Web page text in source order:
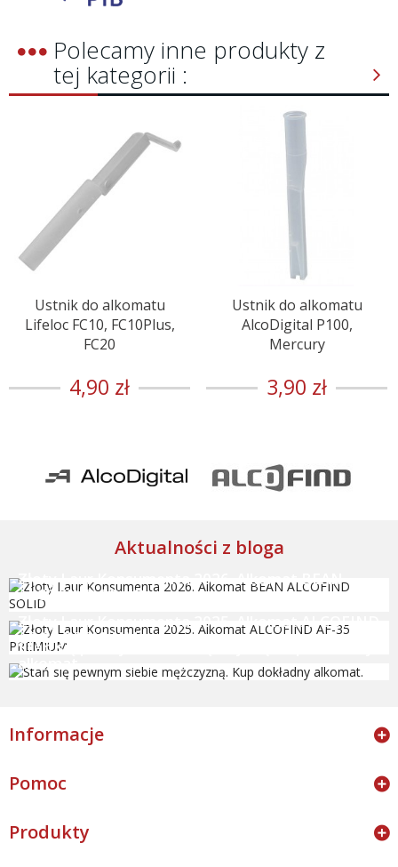
Polecamy inne produkty z
tej kategorii :
Ustnik do alkomatu
Lifeloc FC10, FC10Plus,
FC20
4,90 zł
Ustnik do alkomatu
AlcoDigital P100,
Mercury
3,90 zł
Aktualności z bloga
Złoty Laur Konsumenta 2026. Alkomat BEAN
ALCOFIND SOLID
Złoty Laur Konsumenta 2025. Alkomat ALCOFIND
AF-35 PREMIUM
Stań się pewnym siebie mężczyzną. Kup dokładny
alkomat.
Informacje
Pomoc
Produkty